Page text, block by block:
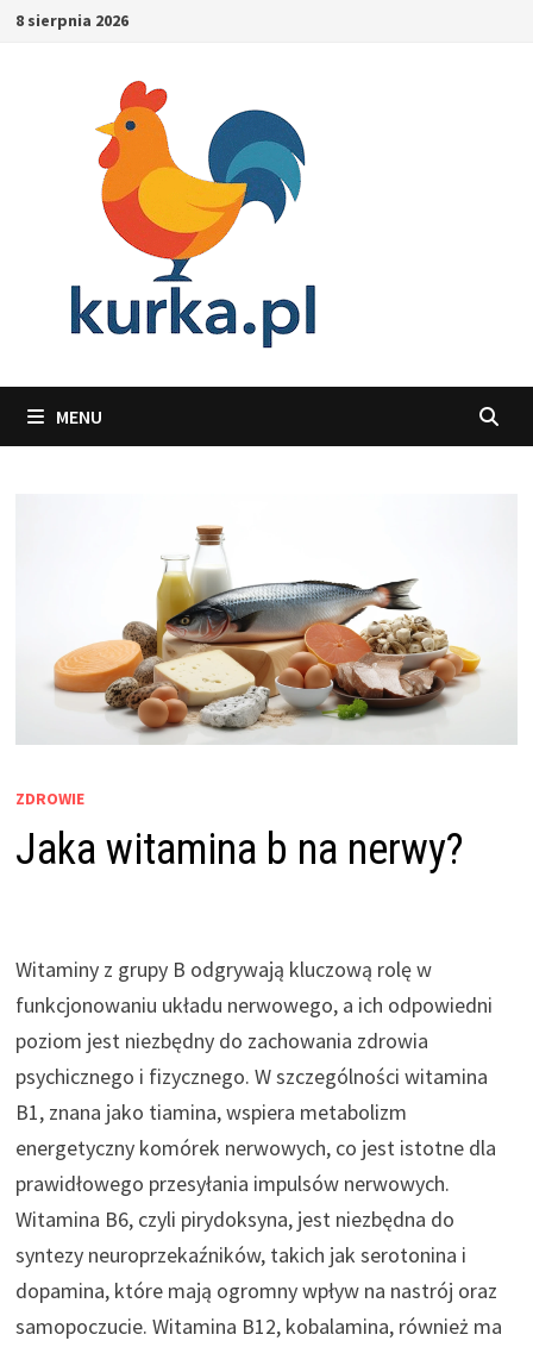
Skip8 sierpnia 2026
MENU
ZDROWIE
Jaka witamina b na nerwy?
Witaminy z grupy B odgrywają kluczową rolę w
funkcjonowaniu układu nerwowego, a ich odpowiedni
poziom jest niezbędny do zachowania zdrowia
psychicznego i fizycznego. W szczególności witamina
B1, znana jako tiamina, wspiera metabolizm
energetyczny komórek nerwowych, co jest istotne dla
prawidłowego przesyłania impulsów nerwowych.
Witamina B6, czyli pirydoksyna, jest niezbędna do
syntezy neuroprzekaźników, takich jak serotonina i
dopamina, które mają ogromny wpływ na nastrój oraz
samopoczucie. Witamina B12, kobalamina, również ma